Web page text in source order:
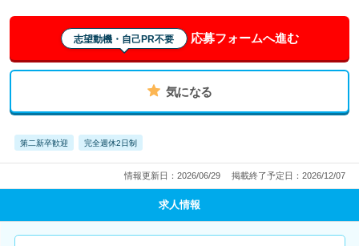
志望動機・自己PR不要 応募フォームへ進む
気になる
第二新卒歓迎 完全週休2日制
情報更新日：2026/06/29 掲載終了予定日：2026/12/07
求人情報